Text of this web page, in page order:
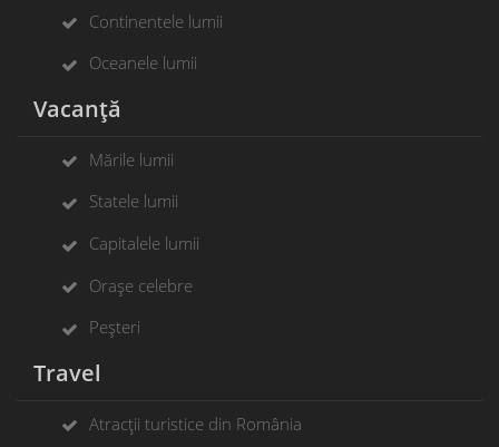
Continentele lumii
Oceanele lumii
Vacanță
Mările lumii
Statele lumii
Capitalele lumii
Orașe celebre
Peșteri
Travel
Atracții turistice din România